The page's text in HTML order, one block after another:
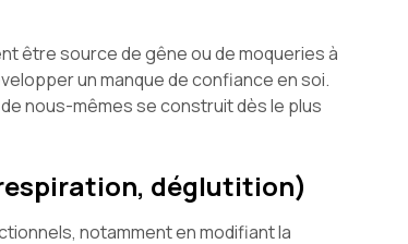
être source de gêne ou de moqueries à
un manque de confiance en soi.
nous-mêmes se construit dès le plus
déglutition)
notamment en modifiant la